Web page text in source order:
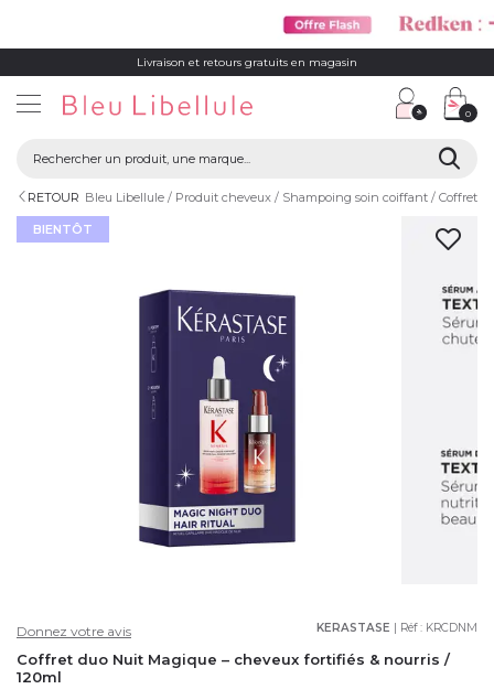
Livraison et retours gratuits en magasin
0
RETOUR Bleu Libellule Produit cheveux Shampoing soin coiffant Coffret
BIENTÔT
KERASTASE | Réf : KRCDNM
Donnez votre avis
Coffret duo Nuit Magique – cheveux fortifiés & nourris /
120ml